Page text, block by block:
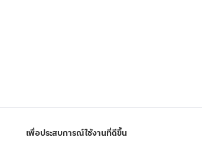
เพื่อประสบการณ์ใช้งานที่ดีขึ้น